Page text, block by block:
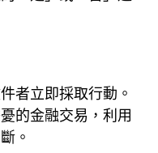
者立即採取行動。
的金融交易，利用
。